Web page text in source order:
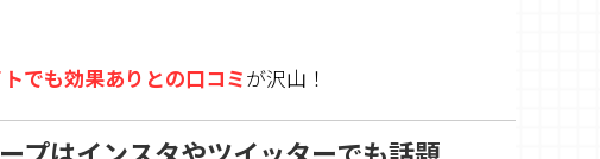
でも効果ありとの口コミが沢山！